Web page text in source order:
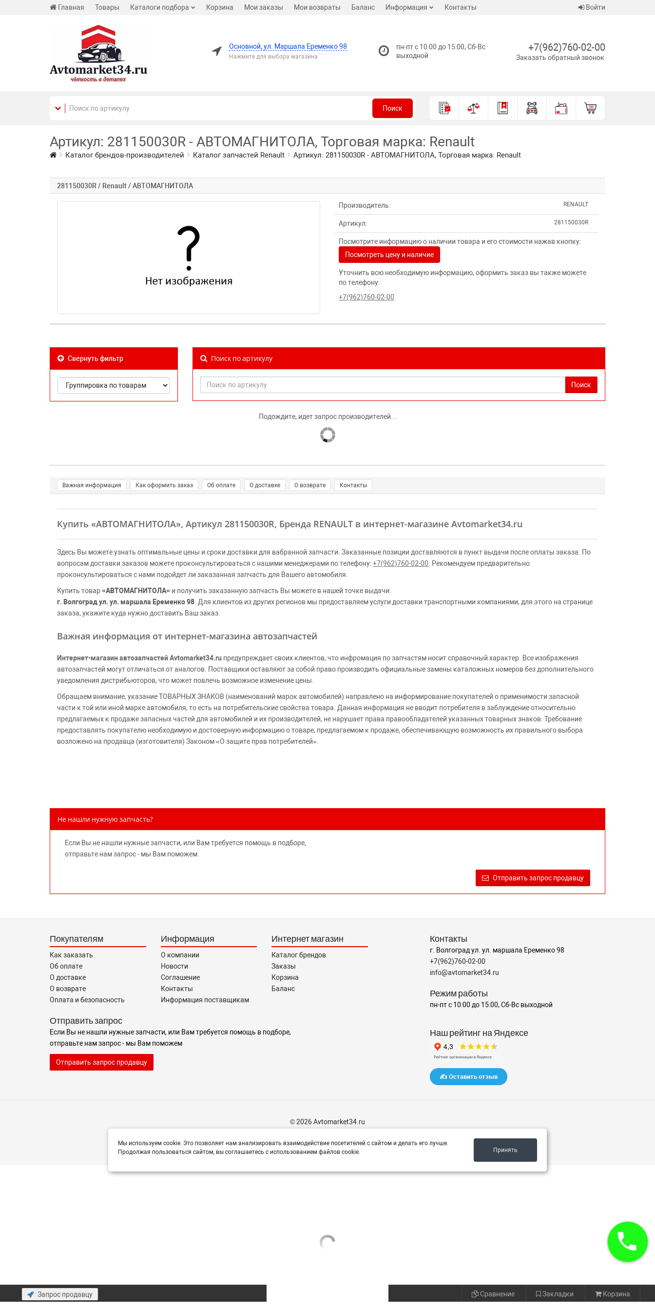
Главная Товары Каталоги подбора Корзина Мои заказы Мои возвраты Баланс Информация Контакты Войти
Основной, ул. Маршала Еременко 98
Нажмите для выбора магазина
пн-пт с 10:00 до 15:00, Сб-Вс
выходной
+7(962)760-02-00
Заказать обратный звонок
Поиск
Артикул: 281150030R - АВТОМАГНИТОЛА, Торговая марка: Renault
Каталог брендов-производителей Каталог запчастей Renault Артикул: 281150030R - АВТОМАГНИТОЛА, Торговая марка: Renault
281150030R / Renault / АВТОМАГНИТОЛА
Производитель: RENAULT
Артикул: 281150030R
Посмотрите информацию о наличии товара и его стоимости нажав кнопку:
Посмотреть цену и наличие
Уточнить всю необходимую информацию, оформить заказ вы также можете
по телефону:
+7(962)760-02-00
Свернуть фильтр Поиск по артикулу
Поиск
Подождите, идет запрос производителей...
Важная информация Как оформить заказ Об оплате О доставке О возврате Контакты
Купить «АВТОМАГНИТОЛА», Артикул 281150030R, Бренда RENAULT в интернет-магазине Avtomarket34.ru
Здесь Вы можете узнать оптимальные цены и сроки доставки для вабранной запчасти. Заказанные позиции доставляются в пункт выдачи после оплаты заказа. По
вопросам доставки заказов можете проконсультироваться с нашими менеджерами по телефону:+7(962)760-02-00 . Рекомендуем предварительно
проконсультироваться с нами подойдет ли заказанная запчасть для Вашего автомобиля.
Купить товар«АВТОМАГНИТОЛА» и получить заказанную запчасть Вы можете в нашей точке выдачи:
г. Волгоград ул. ул. маршала Еременко 98 . Для клиентов из других регионов мы предоставляем услуги доставки транспортными компаниями, для этого на странице
заказа, укажите куда нужно доставить Ваш заказ.
Важная информация от интернет-магазина автозапчастей
Интернет-магазин автозапчастей Avtomarket34.ru предупреждает своих клиентов, что инфромация по запчастям носит справочный характер. Все изображения
автозапчастей могут отличаться от аналогов. Поставщики оставляют за собой право производить официальные замены каталожных номеров без дополнительного
уведомления дистрибьюторов, что может повлечь возможное изменение цены.
Обращаем внимание, указание ТОВАРНЫХ ЗНАКОВ (наименований марок автомобилей) направлено на информирование покупателей о применимости запасной
части к той или иной марке автомобиля, то есть на потребительские свойства товара. Данная информация не вводит потребителя в заблуждение относительно
предлагаемых к продаже запасных частей для автомобилей и их производителей, не нарушает права правообладателей указанных товарных знаков. Требование
предоставлять покупателю необходимую и достоверную информацию о товаре, предлагаемом к продаже, обеспечивающую возможность их правильного выбора
возложено на продавца (изготовителя) Законом «О защите прав потребителей».
Не нашли нужную запчасть?
Если Вы не нашли нужные запчасти, или Вам требуется помощь в подборе,
отправьте нам запрос - мы Вам поможем.
Отправить запрос продавцу
Покупателям
Как заказать
Об оплате
О доставке
О возврате
Оплата и безопасность
Информация
О компании
Новости
Соглашение
Контакты
Информация поставщикам
Интернет магазин
Каталог брендов
Заказы
Корзина
Баланс
Отправить запрос
Если Вы не нашли нужные запчасти, или Вам требуется помощь в подборе,
отправьте нам запрос - мы Вам поможем
Отправить запрос продавцу
Контакты
г. Волгоград ул. ул. маршала Еременко 98
+7(962)760-02-00
info@avtomarket34.ru
Режим работы
пн-пт с 10:00 до 15:00, Сб-Вс выходной
Наш рейтинг на Яндексе
✍️ Оставить отзыв
© 2026 Avtomarket34.ru
Мы используем cookie. Это позволяет нам анализировать взаимодействие посетителей с сайтом и делать его лучше.
Продолжая пользоваться сайтом, вы соглашаетесь с использованием файлов cookie.
Принять
Запрос продавцу Сравнение Закладки Корзина